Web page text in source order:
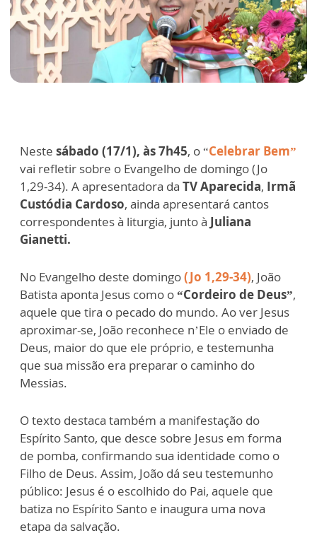
Neste sábado (17/1), às 7h45, o “Celebrar Bem”
vai refletir sobre o Evangelho de domingo (Jo
1,29-34). A apresentadora da TV Aparecida, Irmã
Custódia Cardoso, ainda apresentará cantos
correspondentes à liturgia, junto à Juliana
Gianetti.
No Evangelho deste domingo(Jo 1,29-34), João
Batista aponta Jesus como o“Cordeiro de Deus”,
aquele que tira o pecado do mundo. Ao ver Jesus
aproximar-se, João reconhece n’Ele o enviado de
Deus, maior do que ele próprio, e testemunha
que sua missão era preparar o caminho do
Messias.
O texto destaca também a manifestação do
Espírito Santo, que desce sobre Jesus em forma
de pomba, confirmando sua identidade como o
Filho de Deus. Assim, João dá seu testemunho
público: Jesus é o escolhido do Pai, aquele que
batiza no Espírito Santo e inaugura uma nova
etapa da salvação.